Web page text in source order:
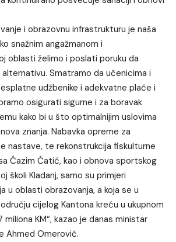
i obrazovnu infrastrukturu je naša
snažnim angažmanom i
oblasti želimo i poslati poruku da
Smatramo da učenicima i
udžbenike i adekvatne plaće i
osigurati sigurne i za boravak
kako bi u što optimalnijim uslovima
znanja. Nabavka opreme za
nastave, te rekonstrukcija fiskulturne
Ćazim Ćatić, kao i obnova sportskog
školi Kladanj, samo su primjeri
u oblasti obrazovanja, a koja se u
cijelog Kantona kreću u ukupnom
KM“, kazao je danas ministar
Ahmed Omerović.